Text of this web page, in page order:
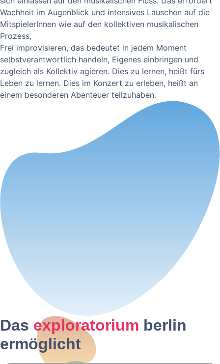
Wachheit im Augenblick und intensives Lauschen auf die
MitspielerInnen wie auf den kollektiven musikalischen
Prozess,
Frei improvisieren, das bedeutet in jedem Moment
selbstverantwortlich handeln, Eigenes einbringen und
zugleich als Kollektiv agieren. Dies zu lernen, heißt fürs
Leben zu lernen. Dies im Konzert zu erleben, heißt an
einem besonderen Abenteuer teilzuhaben.
Das exploratorium berlin
ermöglicht